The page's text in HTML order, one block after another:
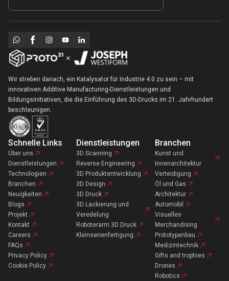
Wir streben danach, ein Katalysator für Industrie 4.0 zu sein – mit
innovativen Additive Manufacturing-Dienstleistungen und
Bildungsinitiativen, die die Einführung des 3D-Drucks im 21. Jahrhundert
beschleunigen.
Schnelle Links
Über uns
Dienstleistungen
Technologien
Branchen
Neuigkeiten
Blogs
Projekt
Kontakt
Careers
FAQs
Privacy Policy
Cookie Policy
Dienstleistungen
3D Scanning
Reverse Engineering
3D Produktentwicklung
3D Design
3D Druck
3D Lackierung und
Veredelung
Roboterarm 3D Druck
Kleinserienfertigung
Branchen
Kunst und
Innenarchitektur
Verteidigung
Öl und Gas
Architektur
Automobil
Visuelles
Merchandising
Prototypenbau
Medizintechnik
Gifts and trophies
Drones
Robotics